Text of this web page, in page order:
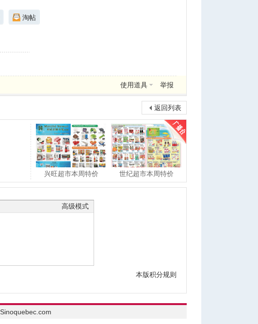
淘帖
使用道具 举报
返回列表
兴旺超市本周特价 世纪超市本周特价
高级模式
本版积分规则
Sinoquebec.com